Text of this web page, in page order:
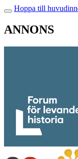
Hoppa till
ANNONS